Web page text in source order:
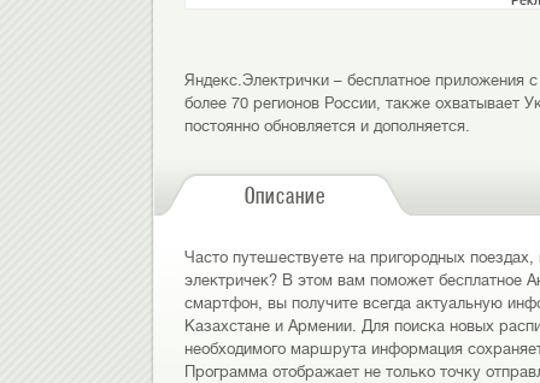
Яндекс.Электрички – бесплатное приложения
более 70 регионов России, также охватывает
постоянно обновляется и дополняется.
Описание
Часто путешествуете на пригородных
электричек? В этом вам поможет бесплатное
смартфон, вы получите всегда актуальную
Казахстане и Армении. Для поиска новых
необходимого маршрута информация
Программа отображает не только точку